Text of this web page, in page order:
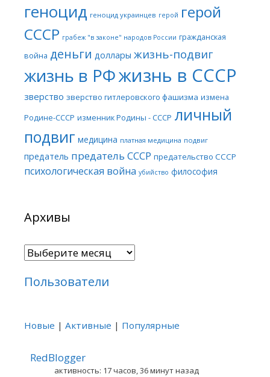
геноцид геноцид украинцев герой герой
СССР грабеж "в законе" народов России гражданская
война деньги доллары жизнь-подвиг
жизнь в РФжизнь в СССР
зверство зверство гитлеровского фашизма измена
Родине-СССР изменник Родины - СССР личный
подвиг медицина платная медицина подвиг
предатель предатель СССР предательство СССР
психологическая война убийство философия
Архивы
Архивы
Пользователи
Новые | Активные | Популярные
RedBlogger
активность: 17 часов, 36 минут назад